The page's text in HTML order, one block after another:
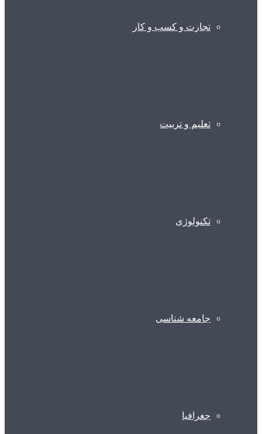
تجارت و کسب و کار
تعلیم و تربیت
تکنولوژی
جامعه شناسی
جغرافیا